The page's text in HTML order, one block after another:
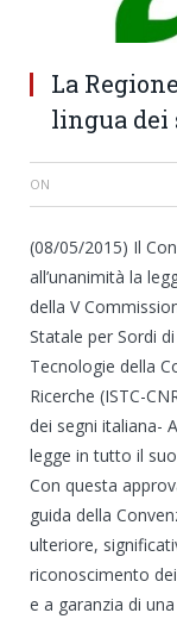
La
lingua dei
ON
(08/05/2015) Il
all’unanimità la
della V
Statale per Sordi
Tecnologie della
Ricerche (ISTC-
dei segni italiana-
legge in tutto il
Con questa
guida della
ulteriore,
riconoscimento
e a garanzia di